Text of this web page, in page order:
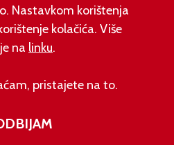
korištenja
Nastavkom korištenja
kolačića. Više
na linku.
pristajete na to.